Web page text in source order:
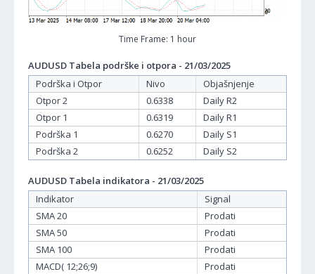
Time Frame: 1 hour
AUDUSD Tabela podrške i otpora - 21/03/2025
Podrška i Otpor
Nivo
Objašnjenje
Otpor 2
0.6338
Daily R2
Otpor 1
0.6319
Daily R1
Podrška 1
0.6270
Daily S1
Podrška 2
0.6252 Daily S2
AUDUSD Tabela indikatora - 21/03/2025
Indikator
Signal
SMA 20
Prodati
SMA 50
Prodati
SMA 100
Prodati
MACD( 12;26;9)
Prodati